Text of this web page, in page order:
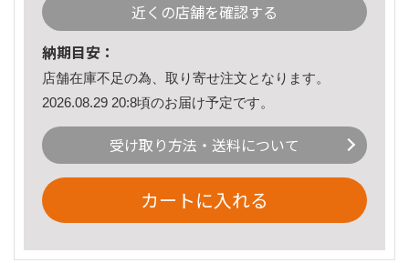
近くの店舗を確認する
納期目安：
店舗在庫不足の為、取り寄せ注文となります。
2026.08.29 20:8頃のお届け予定です。
受け取り方法・送料について
カートに入れる